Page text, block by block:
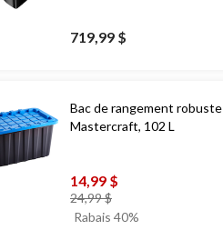
719,99 $
Bac de rangement robuste
Mastercraft, 102 L
14,99 $
24,99 $prix
était
Rabais 40%